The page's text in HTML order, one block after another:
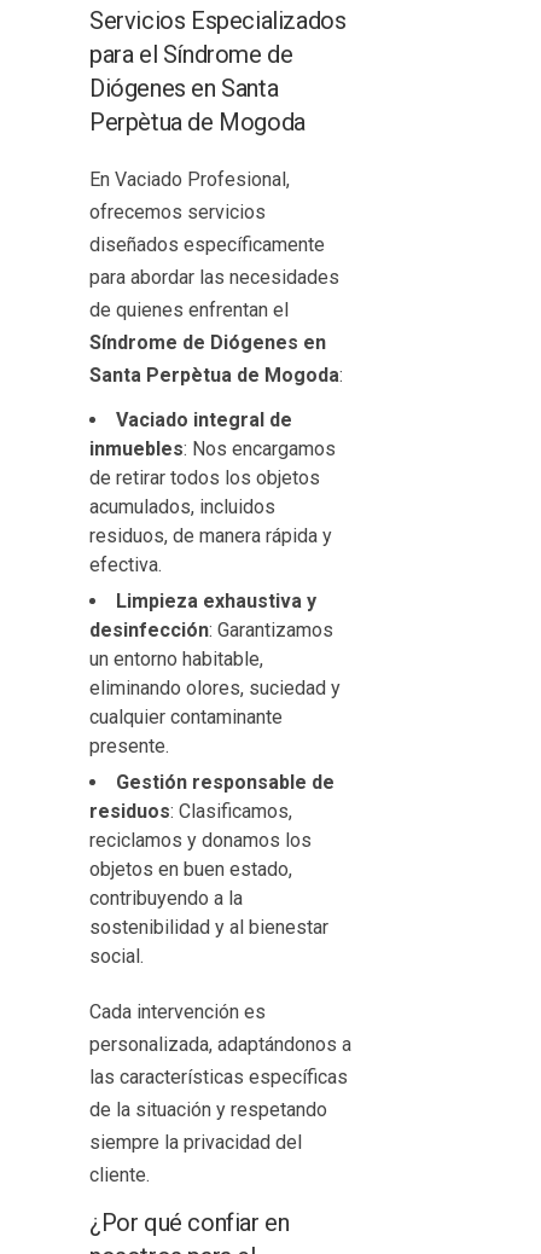
Servicios Especializados
para el Síndrome de
Diógenes en Santa
Perpètua de Mogoda
En Vaciado Profesional,
ofrecemos servicios
diseñados específicamente
para abordar las necesidades
de quienes enfrentan el
Síndrome de Diógenes en
Santa Perpètua de Mogoda:
Vaciado integral de
inmuebles: Nos encargamos
de retirar todos los objetos
acumulados, incluidos
residuos, de manera rápida y
efectiva.
Limpieza exhaustiva y
desinfección: Garantizamos
un entorno habitable,
eliminando olores, suciedad y
cualquier contaminante
presente.
Gestión responsable de
residuos: Clasificamos,
reciclamos y donamos los
objetos en buen estado,
contribuyendo a la
sostenibilidad y al bienestar
social.
Cada intervención es
personalizada, adaptándonos a
las características específicas
de la situación y respetando
siempre la privacidad del
cliente.
¿Por qué confiar en